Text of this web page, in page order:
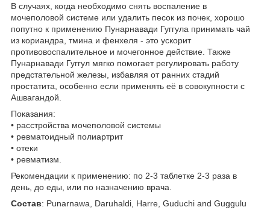
В случаях, когда необходимо снять воспаление в
мочеполовой системе или удалить песок из почек, хорошо
попутно к применению Пунарнавади Гуггула принимать чай
из кориандра, тмина и фенхеля - это ускорит
противовоспалительное и мочегонное действие. Также
Пунарнавади Гуггул мягко помогает регулировать работу
предстательной железы, избавляя от ранних стадий
простатита, особенно если применять её в совокупности с
Ашвагандой.
Показания:
• расстройства мочеполовой системы
• ревматоидный полиартрит
• отеки
• ревматизм.
Рекомендации к применению: по 2-3 таблетке 2-3 раза в
день, до еды, или по назначению врача.
Состав: Punarnawa, Daruhaldi, Harre, Guduchi and Guggulu